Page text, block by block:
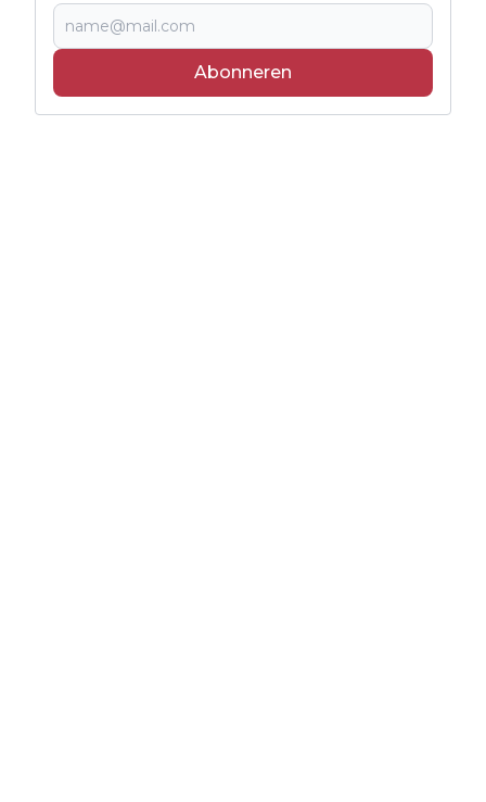
Abonneren